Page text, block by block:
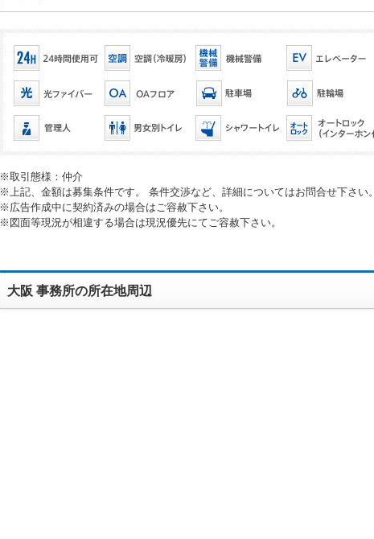
※取引態様：仲介
※上記、金額は募集条件です。 条件交渉など、詳細についてはお問合せ下さい。
※広告作成中に契約済みの場合はご容赦下さい。
※図面等現況が相違する場合は現況優先にてご容赦下さい。
大阪 事務所の所在地周辺